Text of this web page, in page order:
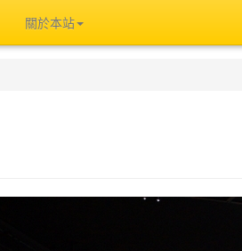
關於本站